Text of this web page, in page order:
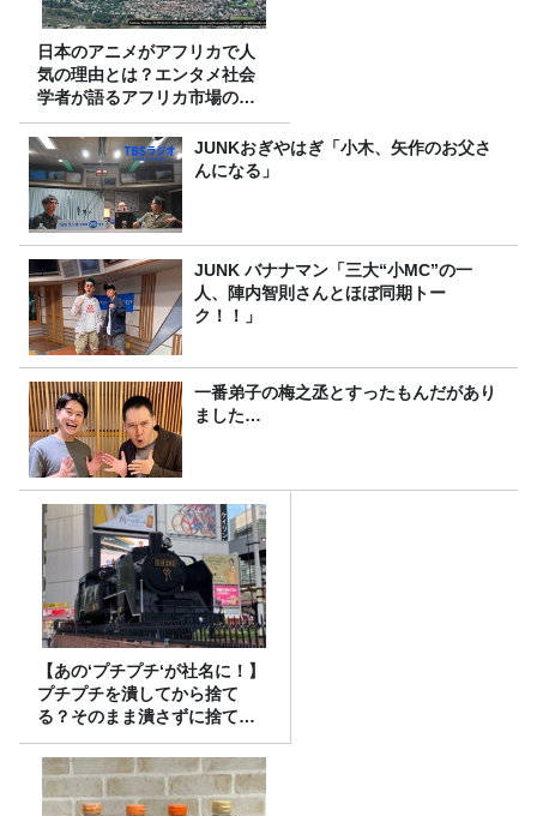
日本のアニメがアフリカで人
気の理由とは？エンタメ社会
学者が語るアフリカ市場のリ
アル
JUNKおぎやはぎ「小木、矢作のお父さ
んになる」
JUNK バナナマン「三大“小MC”の一
人、陣内智則さんとほぼ同期トー
ク！！」
一番弟子の梅之丞とすったもんだがあり
ました…
【あの‘プチプチ‘が社名に！】
プチプチを潰してから捨て
る？そのまま潰さずに捨て
る？